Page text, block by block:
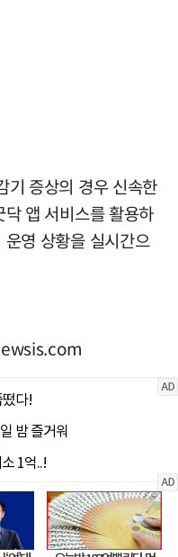
기 증상의 경우 신속한
앱 서비스를 활용하
영 상황을 실시간으